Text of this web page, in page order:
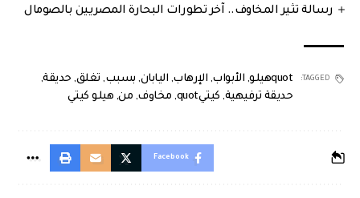
رسالة تثير المخاوف.. آخر تطورات البحارة المصريين بالصومال
TAGGED: quotهيلو , الأبواب, الإرهاب, اليابان, بسبب, تغلق, حديقة,
حديقة ترفيهية, كيتيquot , مخاوف, من, هيلو كيتي
Facebook